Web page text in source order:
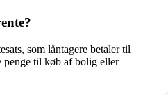
som låntagere betaler til
penge til køb af bolig eller